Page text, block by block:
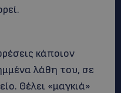
κάποιον
λάθη του, σε
Θέλει «μαγκιά»